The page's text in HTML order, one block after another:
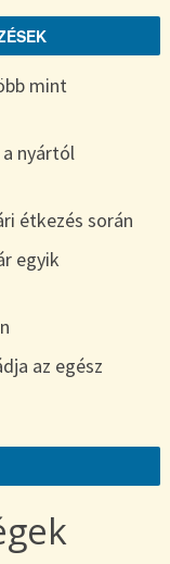
mint
nyártól
étkezés során
egyik
az egész